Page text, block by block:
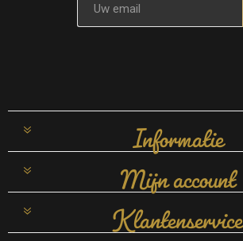
Informatie
Mijn account
Klantenservice